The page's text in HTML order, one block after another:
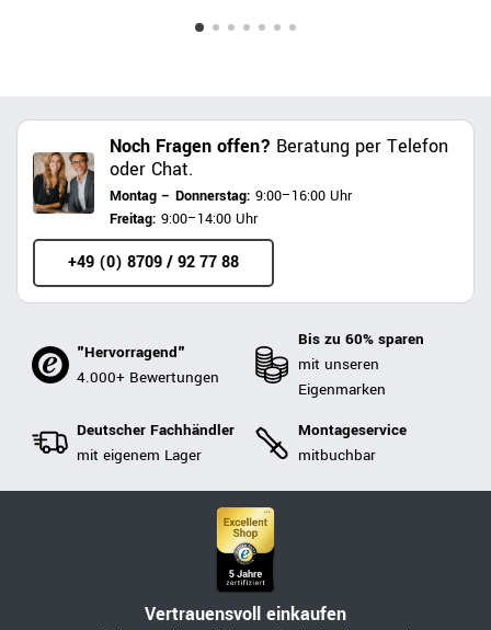
Noch Fragen offen? Beratung per Telefon
oder Chat.
Montag – Donnerstag: 9:00–16:00 Uhr
Freitag: 9:00–14:00 Uhr
+49 (0) 8709 / 92 77 88
"Hervorragend"
4.000+ Bewertungen
Bis zu 60% sparen
mit unseren
Eigenmarken
Deutscher Fachhändler
mit eigenem Lager
Montageservice
mitbuchbar
Vertrauensvoll einkaufen